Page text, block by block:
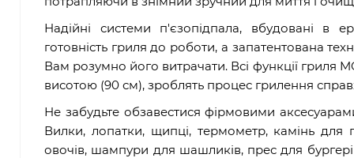
Надійні системи п'єзопідпала, вбудовані в
готовність гриля до роботи, а запатентована
Вам розумно його витрачати. Всі функції гриля
висотою (90 см), зроблять процес грилення
Не забудьте обзавестися фірмовими
Вилки, лопатки, щипці, термометр, камінь для
овочів, шампури для шашликів, прес для